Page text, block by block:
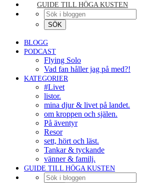
GUIDE TILL HÖGA KUSTEN
BLOGG
PODCAST
Flying Solo
Vad fan håller jag på med?!
KATEGORIER
#Livet
listor.
mina djur & livet på landet.
om kroppen och själen.
På äventyr
Resor
sett, hört och läst.
Tankar & tyckande
vänner & familj.
GUIDE TILL HÖGA KUSTEN